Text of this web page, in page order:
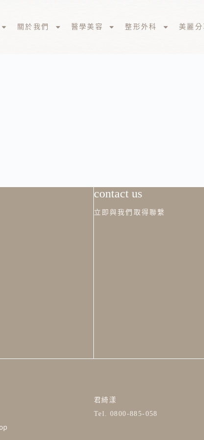
關於我們 醫學美容 整形外科 美麗
contact us
立即與我們取得聯繫
君綺漾
Tel. 0800-885-058